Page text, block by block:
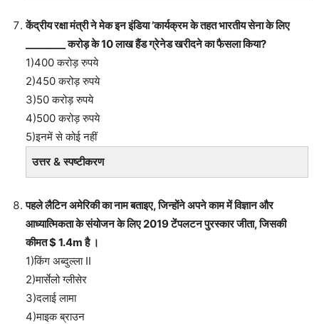
केंद्रीय रक्षा मंत्री ने मेक इन इंडिया ’कार्यक्रम के तहत भारतीय सेना के लिए
________ करोड़ के 10 लाख हैंड ग्रेनेड खरीदने का फैसला किया?
1)400 करोड़ रुपये
2)450 करोड़ रुपये
3)50 करोड़ रुपये
4)500 करोड़ रुपये
5)इनमें से कोई नहीं
उत्तर & स्पष्टीकरण
पहले लैटिन अमेरिकी का नाम बताइए, जिन्होंने अपने काम में विज्ञान और
आध्यात्मिकता के संयोजन के लिए 2019 टेंपलटन पुरस्कार जीता, जिसकी
कीमत $ 1.4m है ।
1)किंग अब्दुल्ला II
2)मार्सेलो ग्लीसेर
3)दलाई लामा
4)माइक ब्राउन